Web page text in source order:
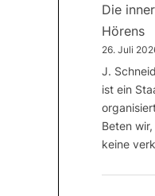
Die
Hörens
26. Juli
J.
ist ein
Beten
keine